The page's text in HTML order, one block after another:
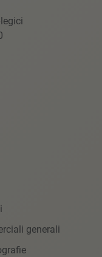
generali